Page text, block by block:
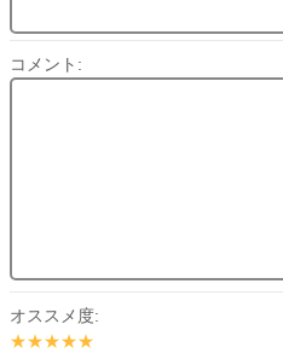
コメント:
オススメ度:
★★★★★